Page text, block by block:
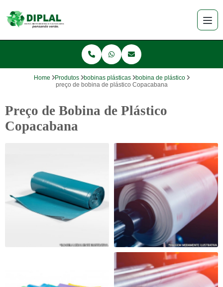
Home Produtos bobinas plásticas
bobina de plástico
preço de bobina de plástico Copacabana
Preço de Bobina de Plástico
Copacabana